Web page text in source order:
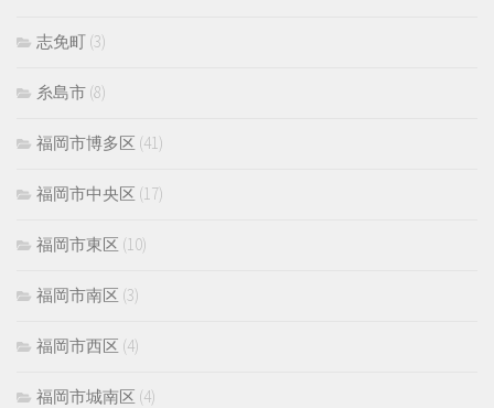
志免町 (3)
糸島市 (8)
福岡市博多区 (41)
福岡市中央区 (17)
福岡市東区 (10)
福岡市南区 (3)
福岡市西区 (4)
福岡市城南区 (4)